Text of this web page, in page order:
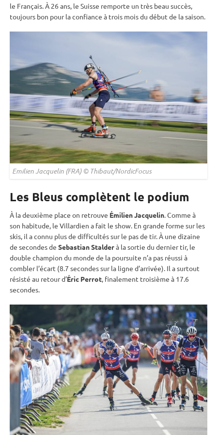
le Français. À 26 ans, le Suisse remporte un très beau succès,
toujours bon pour la confiance à trois mois du début de la saison.
Emilien Jacquelin (FRA) © Thibaut/NordicFocus
Les Bleus complètent le podium
À la deuxième place on retrouve Émilien Jacquelin. Comme à
son habitude, le Villardien a fait le show. En grande forme sur les
skis, il a connu plus de difficultés sur le pas de tir. À une dizaine
de secondes de Sebastian Stalderà la sortie du dernier tir, le
double champion du monde de la poursuite n’a pas réussi à
combler l’écart (8.7 secondes sur la ligne d’arrivée). Il a surtout
résisté au retour d’Éric Perrot, finalement troisième à 17.6
secondes.